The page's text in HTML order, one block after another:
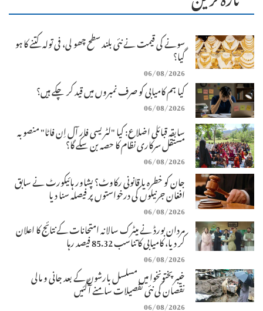
سونے کی قیمت نے نئی بلند سطح چھو لی، فی تولہ کتنے کا ہو
گیا؟
06/08/2026
کیا ہم کامیابی کو صرف نمبروں میں قید کر چکے ہیں؟
06/08/2026
سابقہ قبائلی اضلاع: کیا "لٹریسی فار آل اِن فاٹا" منصوبہ
مستقل سرکاری نظام کا حصہ بن سکے گا؟
06/08/2026
جان کو خطرہ یا قانونی رکاوٹ؟ پشاور ہائیکورٹ نے سابق
افغان جرنیلوں کی درخواستوں پر فیصلہ سنا دیا
06/08/2026
مردان بورڈ نے میٹرک سالانہ امتحانات کے نتائج کا اعلان
کر دیا، کامیابی کا تناسب 85.32 فیصد رہا
06/08/2026
خیبرپختونخوا میں مسلسل بارشوں کے بعد جانی و مالی
نقصان کی نئی تفصیلات سامنے آگئیں
06/08/2026